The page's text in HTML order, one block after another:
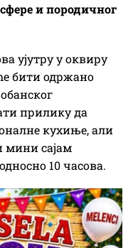
и породичног
ујутру у оквиру
бити одржано
прилику да
кухиње, али
мини сајам
10 часова.